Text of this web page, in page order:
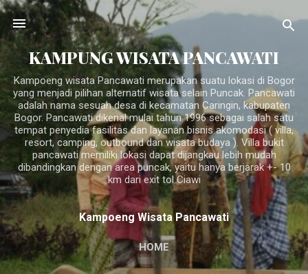
Langsung ke konten utama
KAMPUNG WISATA PANCAWATI
Kampoeng wisata Pancawati merupakan suatu lokasi di Bogor
yang menjadi pilihan alternatif wisata selain Puncak. Pancawati
adalah nama sesuah desa di kecamatan Caringin, kabupaten
Bogor. Pancawati dikenal mulai tahun 1996 sebagai salah satu
tempat penyedia fasilitas dan layanan bisnis akomodasi ( villa,
resort, camping, outbound dan wisata budaya ). Villa bukit
pancawati memiliki lokasi dapat dijangkau lebih mudah
dibandingkan dengan area puncak, yaitu hanya berjarak +- 10
km dari exit tol Ciawi
Kampoeng Wisata Pancawati
HOME